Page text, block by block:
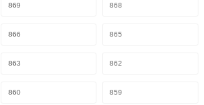
869 868
866 865
863 862
860 859